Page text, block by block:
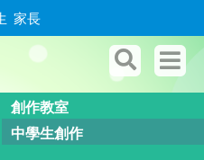
家長
創作教室
中學生創作